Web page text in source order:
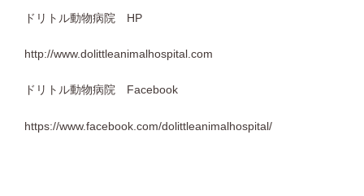
ドリトル動物病院 HP
http://www.dolittleanimalhospital.com
ドリトル動物病院 Facebook
https://www.facebook.com/dolittleanimalhospital/